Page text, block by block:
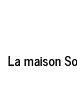
La maison